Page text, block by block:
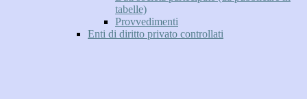
tabelle)
Provvedimenti
Enti di diritto privato controllati